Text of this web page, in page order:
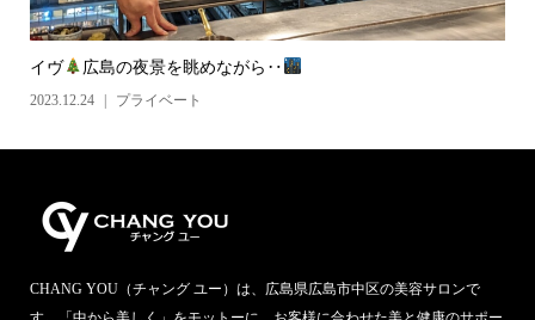
イヴ 広島の夜景を眺めながら‥
2023.12.24 プライベート
CHANG YOU（チャング ユー）は、広島県広島市中区の美容サロンで